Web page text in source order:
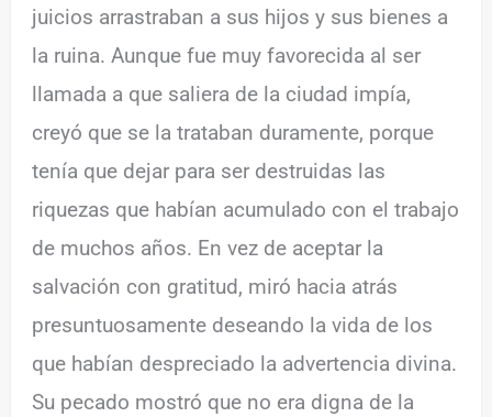
juicios arrastraban a sus hijos y sus bienes a
la ruina. Aunque fue muy favorecida al ser
llamada a que saliera de la ciudad impía,
creyó que se la trataban duramente, porque
tenía que dejar para ser destruidas las
riquezas que habían acumulado con el trabajo
de muchos años. En vez de aceptar la
salvación con gratitud, miró hacia atrás
presuntuosamente deseando la vida de los
que habían despreciado la advertencia divina.
Su pecado mostró que no era digna de la